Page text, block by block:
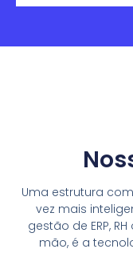
Uma estrutura
vez mais
gestão de ERP,
mão, é a